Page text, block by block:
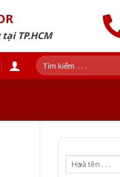
TP.HCM
Tìm
kiếm: